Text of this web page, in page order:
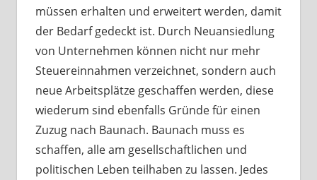
müssen erhalten und erweitert werden, damit
der Bedarf gedeckt ist. Durch Neuansiedlung
von Unternehmen können nicht nur mehr
Steuereinnahmen verzeichnet, sondern auch
neue Arbeitsplätze geschaffen werden, diese
wiederum sind ebenfalls Gründe für einen
Zuzug nach Baunach. Baunach muss es
schaffen, alle am gesellschaftlichen und
politischen Leben teilhaben zu lassen. Jedes